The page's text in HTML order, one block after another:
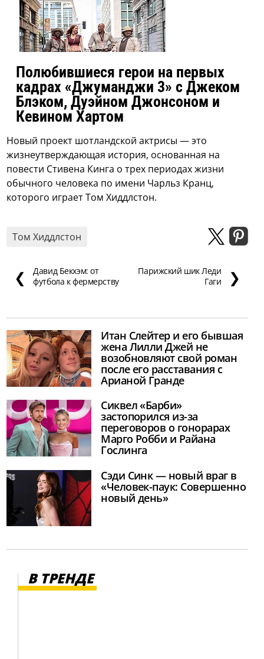
Полюбившиеся герои на первых
кадрах «Джуманджи 3» с Джеком
Блэком, Дуэйном Джонсоном и
Кевином Хартом
Новый проект шотландской актрисы — это
жизнеутверждающая история, основанная на
повести Стивена Кинга о трех периодах жизни
обычного человека по имени Чарльз Кранц,
которого играет Том Хиддлстон.
Том Хиддлстон
❮
Давид Бекхэм: от
футбола к фермерству
Парижский шик Леди
Гаги
❯
Итан Слейтер и его бывшая
жена Лилли Джей не
возобновляют свой роман
после его расставания с
Арианой Гранде
Сиквел «Барби»
застопорился из-за
переговоров о гонорарах
Марго Робби и Райана
Гослинга
Сэди Синк — новый враг в
«Человек-паук: Совершенно
новый день»
В ТРЕНДЕ